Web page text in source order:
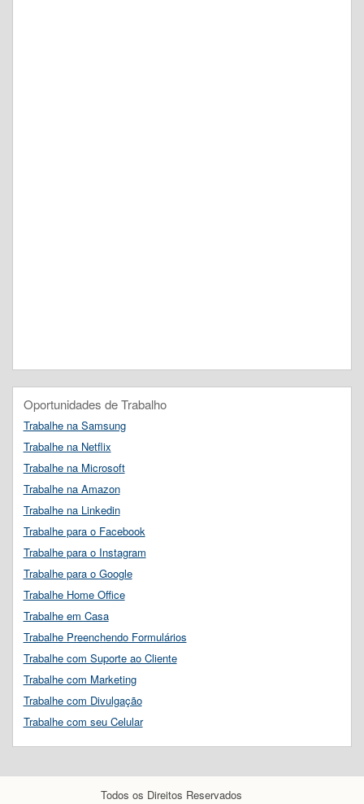
Oportunidades de Trabalho
Trabalhe na Samsung
Trabalhe na Netflix
Trabalhe na Microsoft
Trabalhe na Amazon
Trabalhe na Linkedin
Trabalhe para o Facebook
Trabalhe para o Instagram
Trabalhe para o Google
Trabalhe Home Office
Trabalhe em Casa
Trabalhe Preenchendo Formulários
Trabalhe com Suporte ao Cliente
Trabalhe com Marketing
Trabalhe com Divulgação
Trabalhe com seu Celular
Todos os Direitos Reservados